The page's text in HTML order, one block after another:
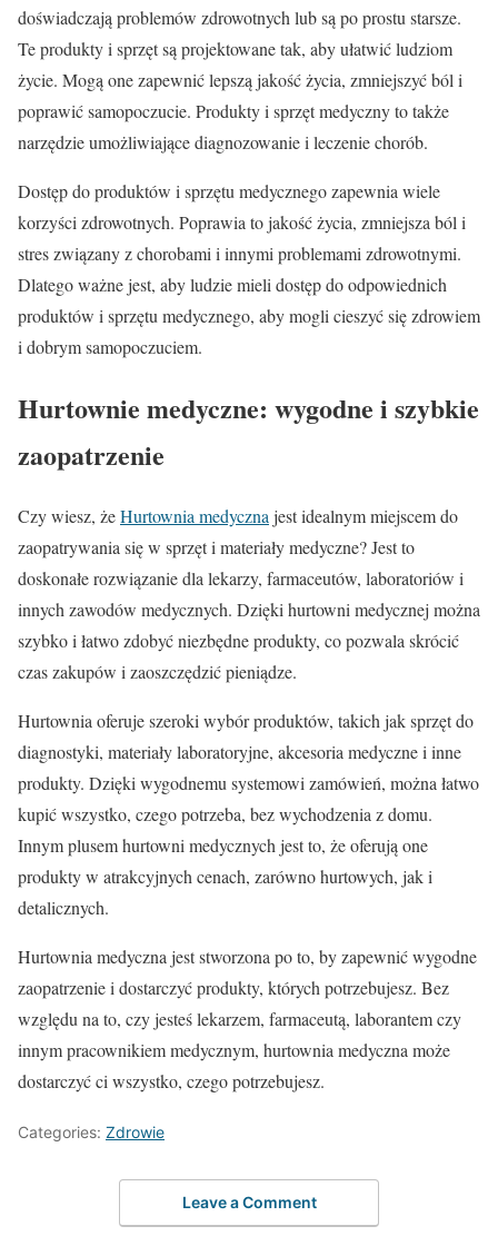
doświadczają problemów zdrowotnych lub są po prostu starsze.
Te produkty i sprzęt są projektowane tak, aby ułatwić ludziom
życie. Mogą one zapewnić lepszą jakość życia, zmniejszyć ból i
poprawić samopoczucie. Produkty i sprzęt medyczny to także
narzędzie umożliwiające diagnozowanie i leczenie chorób.
Dostęp do produktów i sprzętu medycznego zapewnia wiele
korzyści zdrowotnych. Poprawia to jakość życia, zmniejsza ból i
stres związany z chorobami i innymi problemami zdrowotnymi.
Dlatego ważne jest, aby ludzie mieli dostęp do odpowiednich
produktów i sprzętu medycznego, aby mogli cieszyć się zdrowiem
i dobrym samopoczuciem.
Hurtownie medyczne: wygodne i szybkie
zaopatrzenie
Czy wiesz, żeHurtownia medyczna jest idealnym miejscem do
zaopatrywania się w sprzęt i materiały medyczne? Jest to
doskonałe rozwiązanie dla lekarzy, farmaceutów, laboratoriów i
innych zawodów medycznych. Dzięki hurtowni medycznej można
szybko i łatwo zdobyć niezbędne produkty, co pozwala skrócić
czas zakupów i zaoszczędzić pieniądze.
Hurtownia oferuje szeroki wybór produktów, takich jak sprzęt do
diagnostyki, materiały laboratoryjne, akcesoria medyczne i inne
produkty. Dzięki wygodnemu systemowi zamówień, można łatwo
kupić wszystko, czego potrzeba, bez wychodzenia z domu.
Innym plusem hurtowni medycznych jest to, że oferują one
produkty w atrakcyjnych cenach, zarówno hurtowych, jak i
detalicznych.
Hurtownia medyczna jest stworzona po to, by zapewnić wygodne
zaopatrzenie i dostarczyć produkty, których potrzebujesz. Bez
względu na to, czy jesteś lekarzem, farmaceutą, laborantem czy
innym pracownikiem medycznym, hurtownia medyczna może
dostarczyć ci wszystko, czego potrzebujesz.
Categories: Zdrowie
Leave a Comment